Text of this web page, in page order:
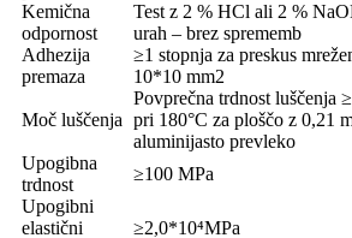
Kemična
odpornost
Test z 2 % HCl ali 2 %
urah – brez sprememb
Adhezija
premaza
≥1 stopnja za preskus
10*10 mm2
Moč luščenja
Povprečna trdnost luščenja
pri 180°C za ploščo z 0,21
aluminijasto prevleko
Upogibna
trdnost
≥100 MPa
Upogibni
elastični
≥2,0*10⁴MPa